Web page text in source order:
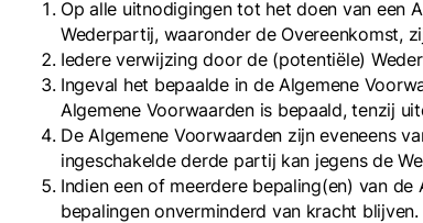
Op alle uitnodigingen tot het doen van een
Wederpartij, waaronder de Overeenkomst,
Iedere verwijzing door de (potentiële)
Ingeval het bepaalde in de Algemene
Algemene Voorwaarden is bepaald, tenzij
De Algemene Voorwaarden zijn eveneens
ingeschakelde derde partij kan jegens de
Indien een of meerdere bepaling(en) van
bepalingen onverminderd van kracht